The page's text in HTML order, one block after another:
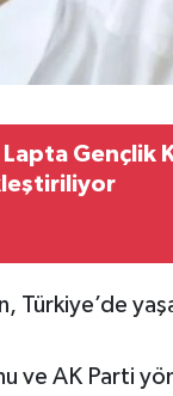
Gençlik
Türkiye’de
ve AK Parti